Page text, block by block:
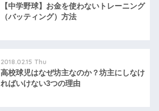
【中学野球】お金を使わないトレーニング
（バッティング）方法
2018.02.15 Thu
高校球児はなぜ坊主なのか？坊主にしなけ
ればいけない3つの理由